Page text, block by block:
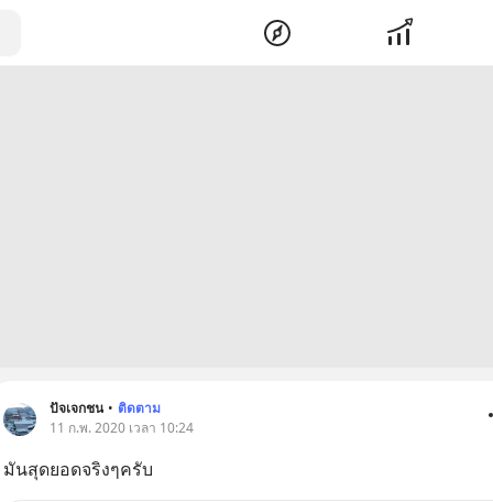
ปัจเจกชน • ติดตาม
11 ก.พ. 2020 เวลา 10:24
มันสุดยอดจริงๆครับ